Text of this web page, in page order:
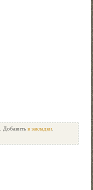
. Добавить в закладки.